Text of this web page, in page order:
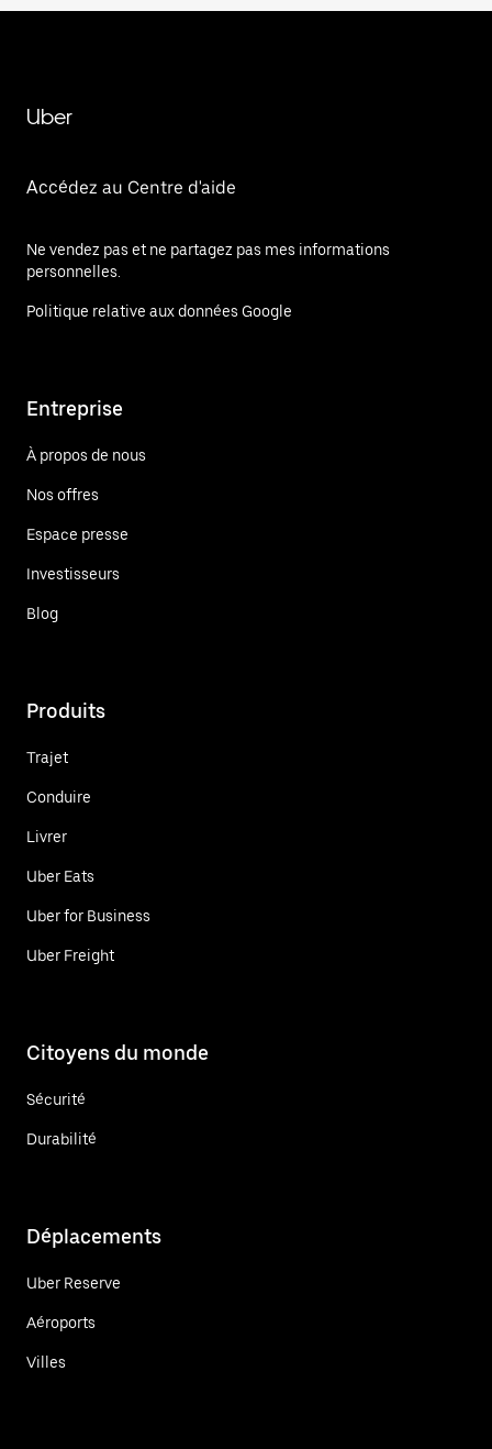
Uber
Accédez au Centre d'aide
Ne vendez pas et ne partagez pas mes informations
personnelles.
Politique relative aux données Google
Entreprise
À propos de nous
Nos offres
Espace presse
Investisseurs
Blog
Produits
Trajet
Conduire
Livrer
Uber Eats
Uber for Business
Uber Freight
Citoyens du monde
Sécurité
Durabilité
Déplacements
Uber Reserve
Aéroports
Villes